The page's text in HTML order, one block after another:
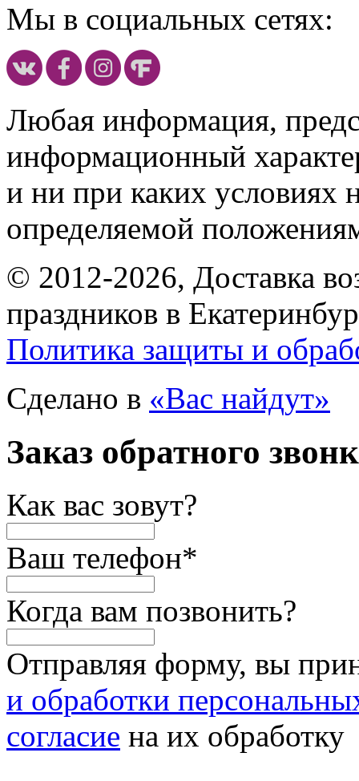
Мы в социальных сетях:
Любая информация,
информационный
и ни при каких условиях
определяемой
© 2012-2026, Доставка
праздников в
Политика защиты и
Сделано в «Вас найдут»
Заказ обратного
Как вас зовут?
Ваш телефон*
Когда вам позвонить?
Отправляя форму, вы
и обработки
согласие на их обработку